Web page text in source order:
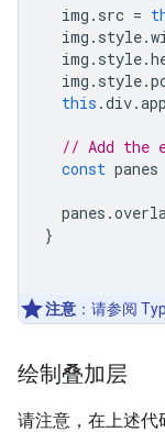
img . src =
img . style.
img . style.
img . style.
this .div.
// Add the
const panes
panes .
}
注意 ：请参阅
绘制叠加层
请注意，在上述代